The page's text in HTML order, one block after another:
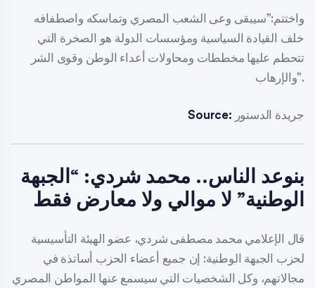
واختتم:”سيبقى وعى الشعب المصري وتماسكه واصطفافه
خلف القيادة السياسية ومؤسسات الدولة هو الصخرة التي
تتحطم عليها مخططات ومحاولات أعداء الوطن وقوى الشر
والإرهاب”.
Source: جريدة الدستور
بنوعد الناس.. محمد شردي: “الجبهة
الوطنية” لا موالي ولا معارض فقط
قال الإعلامي محمد مصطفى شردي، عضو الهيئة التأسيسية
لحزب الجبهة الوطنية: إن جميع أعضاء الحزب أساتذة في
مجالاتهم، وكل الشخصيات التي سيسمع عنها المواطن المصري